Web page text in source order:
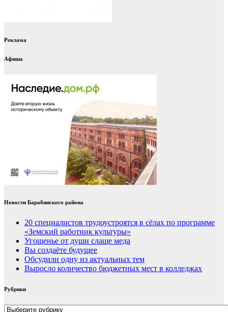
Реклама
Афиша
Новости Барабинского района
20 специалистов трудоустроятся в сёлах по программе
«Земский работник культуры»
Угощенье от души слаще меда
Вы создаёте будущее
Обсудили одну из актуальных тем
Выросло количество бюджетных мест в колледжах
Рубрики
Рубрики